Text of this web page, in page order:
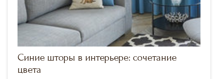
Синие шторы в интерьере: сочетание
цвета